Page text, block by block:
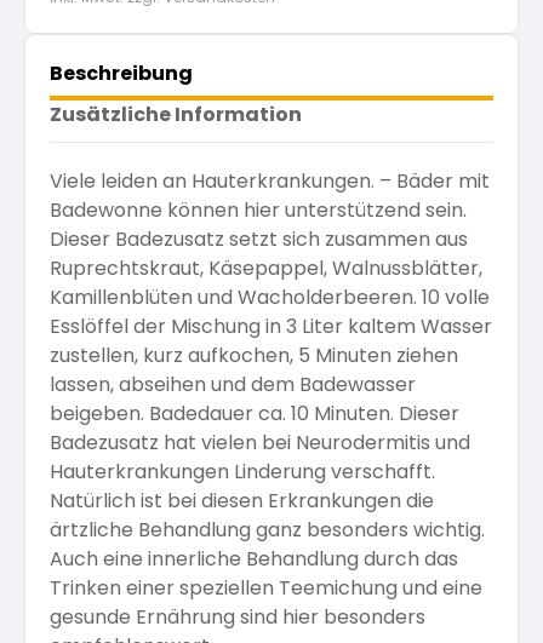
Beschreibung
Zusätzliche Information
Viele leiden an Hauterkrankungen. – Bäder mit
Badewonne können hier unterstützend sein.
Dieser Badezusatz setzt sich zusammen aus
Ruprechtskraut, Käsepappel, Walnussblätter,
Kamillenblüten und Wacholderbeeren. 10 volle
Esslöffel der Mischung in 3 Liter kaltem Wasser
zustellen, kurz aufkochen, 5 Minuten ziehen
lassen, abseihen und dem Badewasser
beigeben. Badedauer ca. 10 Minuten. Dieser
Badezusatz hat vielen bei Neurodermitis und
Hauterkrankungen Linderung verschafft.
Natürlich ist bei diesen Erkrankungen die
ärtzliche Behandlung ganz besonders wichtig.
Auch eine innerliche Behandlung durch das
Trinken einer speziellen Teemichung und eine
gesunde Ernährung sind hier besonders